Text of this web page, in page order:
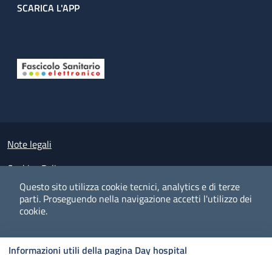
Questo sito utilizza cookie tecnici, analytics e di terze
parti. Proseguendo nella navigazione accetti l'utilizzo dei
cookie.
Informazioni utili della pagina Day hospital
SCARICA L'APP
Small prints
Note legali
Cookies Policy
Policy privacy e protezione del dato personale
Albo pretorio on-line
Dichiarazione di accessibilità